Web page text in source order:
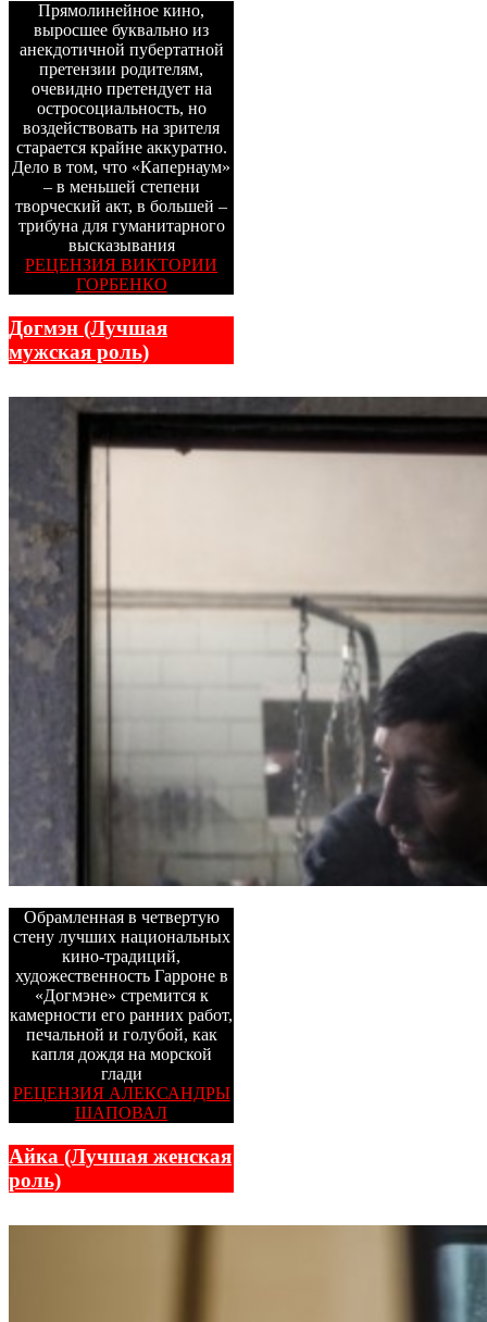
Прямолинейное кино,
выросшее буквально из
анекдотичной пубертатной
претензии родителям,
очевидно претендует на
остросоциальность, но
воздействовать на зрителя
старается крайне аккуратно.
Дело в том, что «Капернаум»
– в меньшей степени
творческий акт, в большей –
трибуна для гуманитарного
высказывания
РЕЦЕНЗИЯ ВИКТОРИИ
ГОРБЕНКО
Догмэн (Лучшая
мужская роль)
Обрамленная в четвертую
стену лучших национальных
кино-традиций,
художественность Гарроне в
«Догмэне» стремится к
камерности его ранних работ,
печальной и голубой, как
капля дождя на морской
глади
РЕЦЕНЗИЯ АЛЕКСАНДРЫ
ШАПОВАЛ
Айка (Лучшая женская
роль)